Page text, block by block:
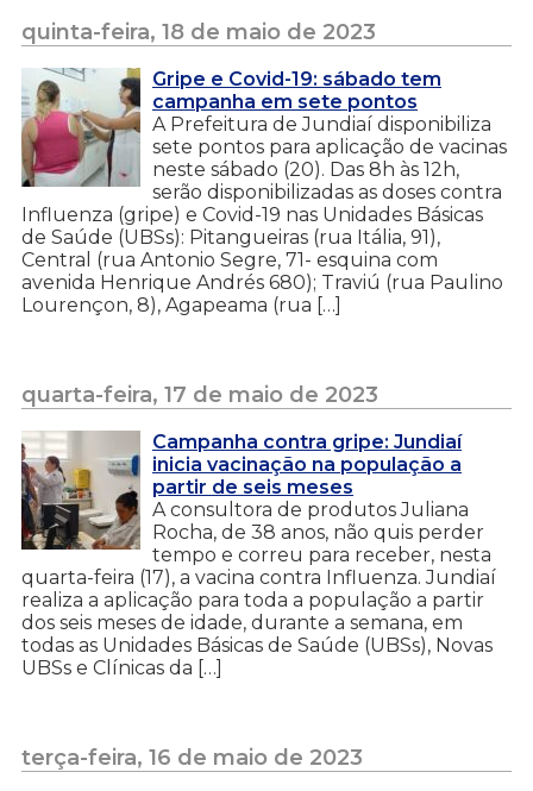
quinta-feira, 18 de maio de 2023
Gripe e Covid-19: sábado tem
campanha em sete pontos
A Prefeitura de Jundiaí disponibiliza
sete pontos para aplicação de vacinas
neste sábado (20). Das 8h às 12h,
serão disponibilizadas as doses contra
Influenza (gripe) e Covid-19 nas Unidades Básicas
de Saúde (UBSs): Pitangueiras (rua Itália, 91),
Central (rua Antonio Segre, 71- esquina com
avenida Henrique Andrés 680); Traviú (rua Paulino
Lourençon, 8), Agapeama (rua […]
quarta-feira, 17 de maio de 2023
Campanha contra gripe: Jundiaí
inicia vacinação na população a
partir de seis meses
A consultora de produtos Juliana
Rocha, de 38 anos, não quis perder
tempo e correu para receber, nesta
quarta-feira (17), a vacina contra Influenza. Jundiaí
realiza a aplicação para toda a população a partir
dos seis meses de idade, durante a semana, em
todas as Unidades Básicas de Saúde (UBSs), Novas
UBSs e Clínicas da […]
terça-feira, 16 de maio de 2023